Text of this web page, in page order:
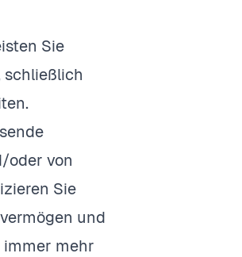
Sie
schließlich
oder von
Sie
und
immer mehr